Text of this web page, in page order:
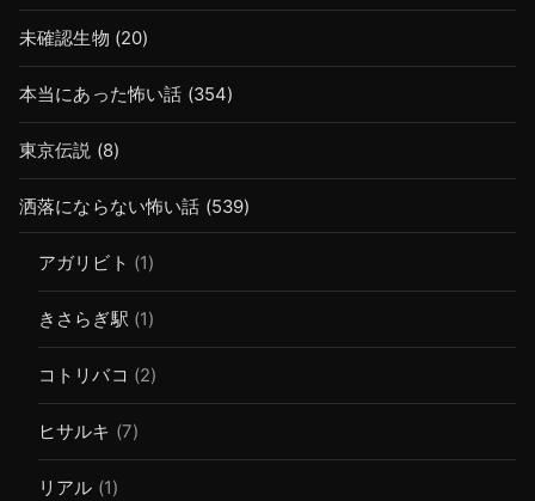
未確認生物 (20)
本当にあった怖い話 (354)
東京伝説 (8)
洒落にならない怖い話 (539)
アガリビト (1)
きさらぎ駅 (1)
コトリバコ (2)
ヒサルキ (7)
リアル (1)